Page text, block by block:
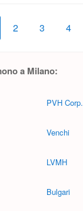
2 3 4
a Milano:
PVH Corp.
Venchi
LVMH
Bulgari